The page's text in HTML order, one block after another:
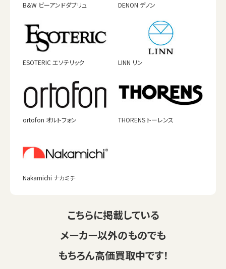
B&W ビーアンドダブリュ DENON デノン
ESOTERIC エソテリック LINN リン
ortofon オルトフォン THORENS トーレンス
Nakamichi ナカミチ
こちらに掲載している
メーカー以外のものでも
もちろん高価買取中です！